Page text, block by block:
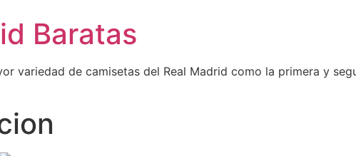
Baratas
variedad de camisetas del Real Madrid como la primera y